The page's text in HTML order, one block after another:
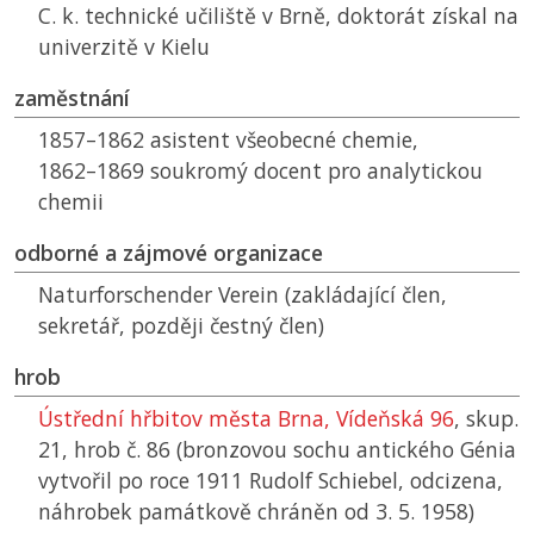
C. k. technické učiliště v Brně, doktorát získal na
univerzitě v Kielu
zaměstnání
1857–1862 asistent všeobecné chemie,
1862–1869 soukromý docent pro analytickou
chemii
odborné a zájmové organizace
Naturforschender Verein (zakládající člen,
sekretář, později čestný člen)
hrob
Ústřední hřbitov města Brna, Vídeňská 96, skup.
21, hrob č. 86 (bronzovou sochu antického Génia
vytvořil po roce 1911 Rudolf Schiebel, odcizena,
náhrobek památkově chráněn od 3. 5. 1958)